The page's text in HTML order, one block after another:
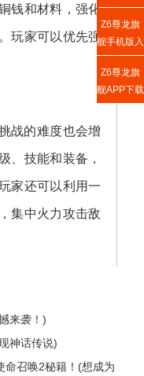
钱和材料，强化
玩家可以优先强
战的难度也会增
、技能和装备，
家还可以利用一
集中火力攻击敌
来袭！)
神话传说)
命召唤2秘籍！(想成为
Z6尊龙旗
舰手机版入
口
Z6尊龙旗
舰APP下载